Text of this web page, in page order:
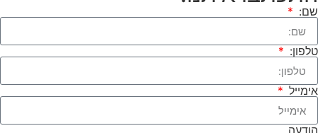
שם:
טלפון:
אימייל